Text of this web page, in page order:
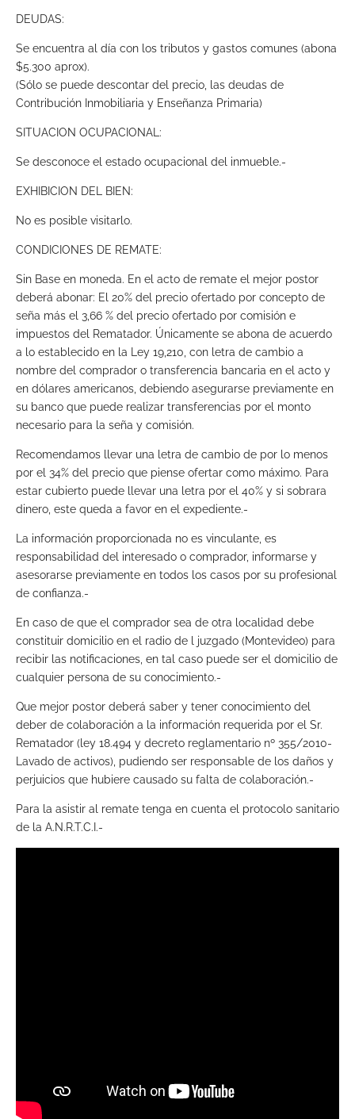
DEUDAS:
Se encuentra al día con los tributos y gastos comunes (abona
$5.300 aprox).
(Sólo se puede descontar del precio, las deudas de
Contribución Inmobiliaria y Enseñanza Primaria)
SITUACION OCUPACIONAL:
Se desconoce el estado ocupacional del inmueble.-
EXHIBICION DEL BIEN:
No es posible visitarlo.
CONDICIONES DE REMATE:
Sin Base en moneda. En el acto de remate el mejor postor
deberá abonar: El 20% del precio ofertado por concepto de
seña más el 3,66 % del precio ofertado por comisión e
impuestos del Rematador. Únicamente se abona de acuerdo
a lo establecido en la Ley 19,210, con letra de cambio a
nombre del comprador o transferencia bancaria en el acto y
en dólares americanos, debiendo asegurarse previamente en
su banco que puede realizar transferencias por el monto
necesario para la seña y comisión.
Recomendamos llevar una letra de cambio de por lo menos
por el 34% del precio que piense ofertar como máximo. Para
estar cubierto puede llevar una letra por el 40% y si sobrara
dinero, este queda a favor en el expediente.-
La información proporcionada no es vinculante, es
responsabilidad del interesado o comprador, informarse y
asesorarse previamente en todos los casos por su profesional
de confianza.-
En caso de que el comprador sea de otra localidad debe
constituir domicilio en el radio de l juzgado (Montevideo) para
recibir las notificaciones, en tal caso puede ser el domicilio de
cualquier persona de su conocimiento.-
Que mejor postor deberá saber y tener conocimiento del
deber de colaboración a la información requerida por el Sr.
Rematador (ley 18.494 y decreto reglamentario nº 355/2010-
Lavado de activos), pudiendo ser responsable de los daños y
perjuicios que hubiere causado su falta de colaboración.-
Para la asistir al remate tenga en cuenta el protocolo sanitario
de la A.N.R.T.C.I.-